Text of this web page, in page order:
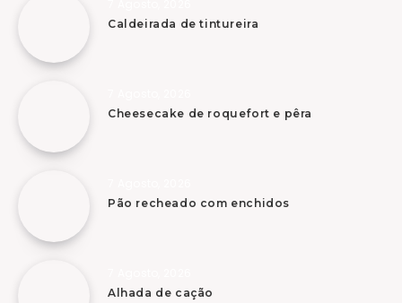
Caldeirada de tintureira
Cheesecake de roquefort e pêra
Pão recheado com enchidos
Alhada de cação